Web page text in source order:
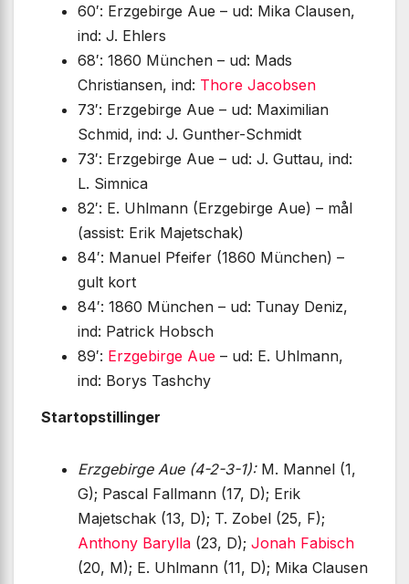
60′: Erzgebirge Aue – ud: Mika Clausen,
ind: J. Ehlers
68′: 1860 München – ud: Mads
Christiansen, ind: Thore Jacobsen
73′: Erzgebirge Aue – ud: Maximilian
Schmid, ind: J. Gunther-Schmidt
73′: Erzgebirge Aue – ud: J. Guttau, ind:
L. Simnica
82′: E. Uhlmann (Erzgebirge Aue) – mål
(assist: Erik Majetschak)
84′: Manuel Pfeifer (1860 München) –
gult kort
84′: 1860 München – ud: Tunay Deniz,
ind: Patrick Hobsch
89′: Erzgebirge Aue – ud: E. Uhlmann,
ind: Borys Tashchy
Startopstillinger
Erzgebirge Aue (4-2-3-1):M. Mannel (1,
G); Pascal Fallmann (17, D); Erik
Majetschak (13, D); T. Zobel (25, F);
Anthony Barylla (23, D); Jonah Fabisch
(20, M); E. Uhlmann (11, D); Mika Clausen